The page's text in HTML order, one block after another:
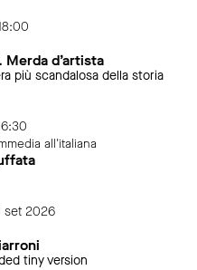
d’artista
più scandalosa della storia
all'italiana
set 2026
tiny version